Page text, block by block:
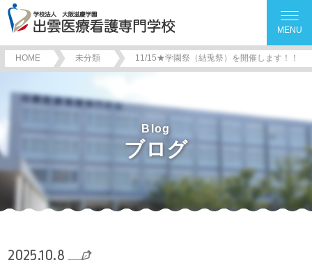
MENU
HOME 未分類 11/15★学園祭（結兎祭）を開催します！！
Blog
ブログ
2025.10.8